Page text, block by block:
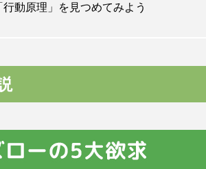
動原理」を見つめてみよう